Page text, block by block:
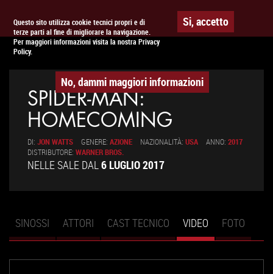
Questo sito utilizza cookie tecnici propri e di
terze parti al fine di migliorare la navigazione.
Per maggiori informazioni visita la nostra Privacy
Policy.
Si, accetto
No, dammi maggiori informazioni
APPUNTAMENTO AL CINEMA
SPIDER-MAN:
HOMECOMING
DI: JON WATTS GENERE: AZIONE NAZIONALITÀ: USA ANNO: 2017
DISTRIBUTORE: WARNER BROS.
NELLE SALE DAL6 LUGLIO 2017
Schede primarie
SINOSSI ATTORI CAST TECNICO VIDEO (SCHEDA
ATTIVA)
FOTO